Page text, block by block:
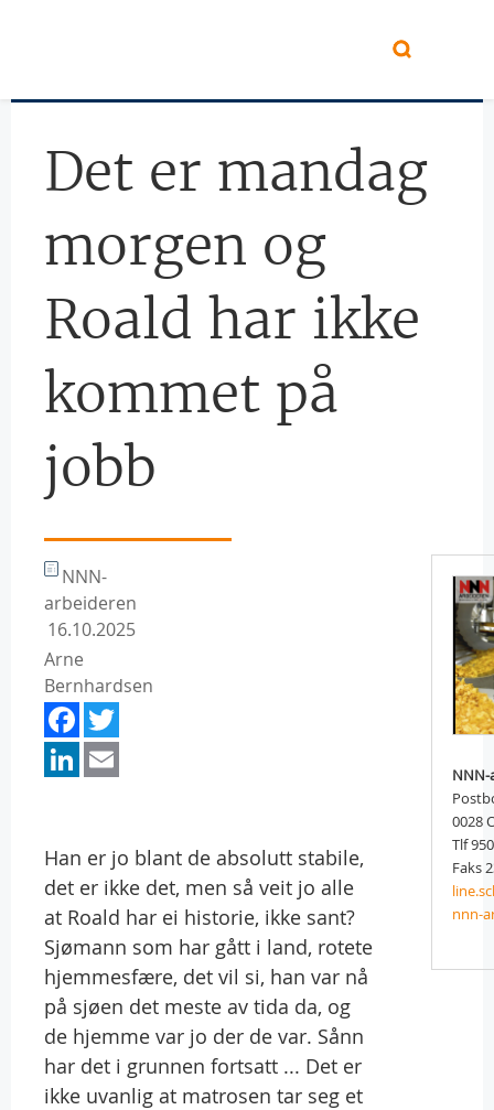
Det er mandag
morgen og
Roald har ikke
kommet på
jobb
NNN-
arbeideren
16.10.2025
Arne
Bernhardsen
Facebook
LinkedIn
Han er jo blant de absolutt stabile,
det er ikke det, men så veit jo alle
at Roald har ei historie, ikke sant?
Sjømann som har gått i land, rotete
hjemmesfære, det vil si, han var nå
på sjøen det meste av tida da, og
de hjemme var jo der de var. Sånn
har det i grunnen fortsatt ... Det er
ikke uvanlig at matrosen tar seg et
0028
Tlf
Faks
nnn-